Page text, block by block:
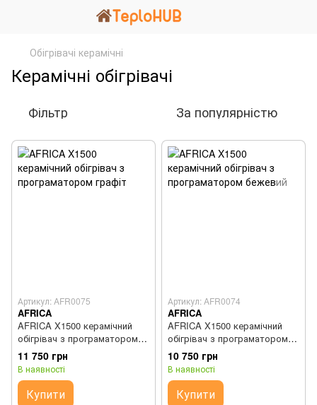
Обігрівачі керамічні
Керамічні обігрівачі
Фільтр За популярністю
Артикул: AFR0075
AFRICA
AFRICA X1500 керамічний
обігрівач з програматором
графіт
11 750 грн
В наявності
Купити
Артикул: AFR0074
AFRICA
AFRICA X1500 керамічний
обігрівач з програматором
бежевий
10 750 грн
В наявності
Купити